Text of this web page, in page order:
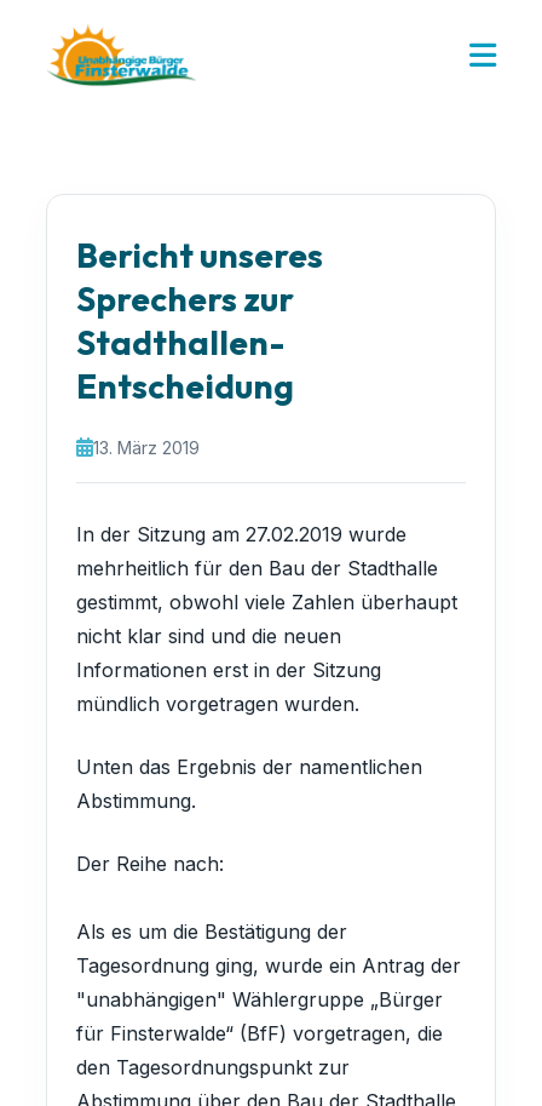
Bericht unseres
Sprechers zur
Stadthallen-
Entscheidung
13. März 2019
In der Sitzung am 27.02.2019 wurde
mehrheitlich für den Bau der Stadthalle
gestimmt, obwohl viele Zahlen überhaupt
nicht klar sind und die neuen
Informationen erst in der Sitzung
mündlich vorgetragen wurden.
Unten das Ergebnis der namentlichen
Abstimmung.
Der Reihe nach:
Als es um die Bestätigung der
Tagesordnung ging, wurde ein Antrag der
"unabhängigen" Wählergruppe „Bürger
für Finsterwalde“ (BfF) vorgetragen, die
den Tagesordnungspunkt zur
Abstimmung über den Bau der Stadthalle